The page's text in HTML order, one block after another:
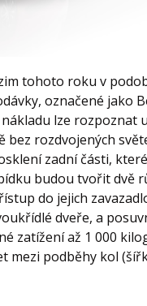
tohoto roku v
označené jako
lze rozpoznat
bez rozdvojených
zadní části,
budou tvořit dvě
do jejich
dveře, a
zatížení až 1 000
mezi podběhy kol